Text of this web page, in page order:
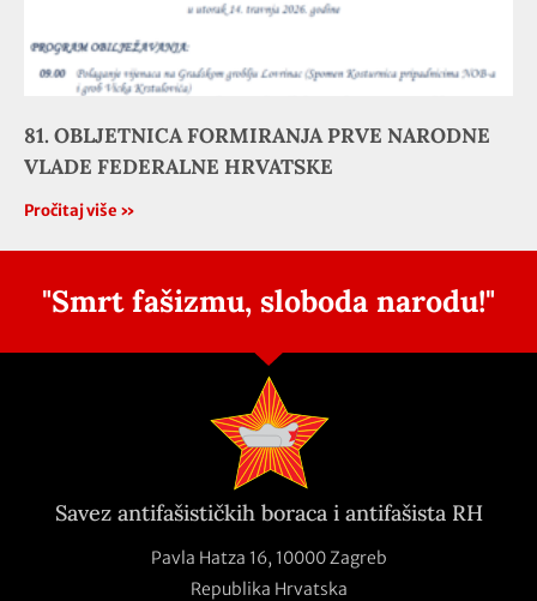
81. OBLJETNICA FORMIRANJA PRVE NARODNE
VLADE FEDERALNE HRVATSKE
Pročitaj više »
"Smrt fašizmu, sloboda narodu!"
Savez antifašističkih boraca i antifašista RH
Pavla Hatza 16, 10000 Zagreb
Republika Hrvatska